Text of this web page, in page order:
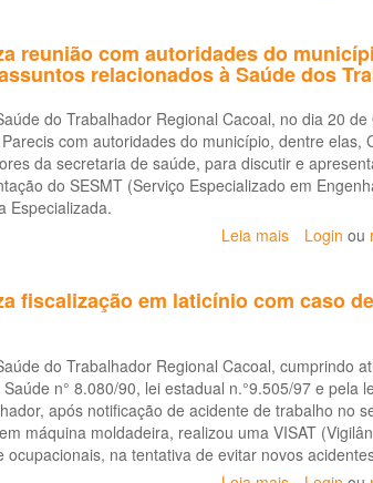
recebe
acadêmica
psicologia
para
de
realizadas
reunião com autoridades do
relacionados à Saúde dos
do Trabalhador Regional Cacoal, no dia 20
com autoridades do município, dentre elas,
da secretaria de saúde, para discutir e
do SESMT (Serviço Especializado em
Especializada.
Leia mais sobre
realiza
autoridades
do
município
de
Alto
Alegre
Login ou
fiscalização em laticínio com caso
do Trabalhador Regional Cacoal, cumprindo
n° 8.080/90, lei estadual n.°9.505/97 e pela
após notificação de acidente de trabalho no
máquina moldadeira, realizou uma VISAT
ocupacionais, na tentativa de evitar novos